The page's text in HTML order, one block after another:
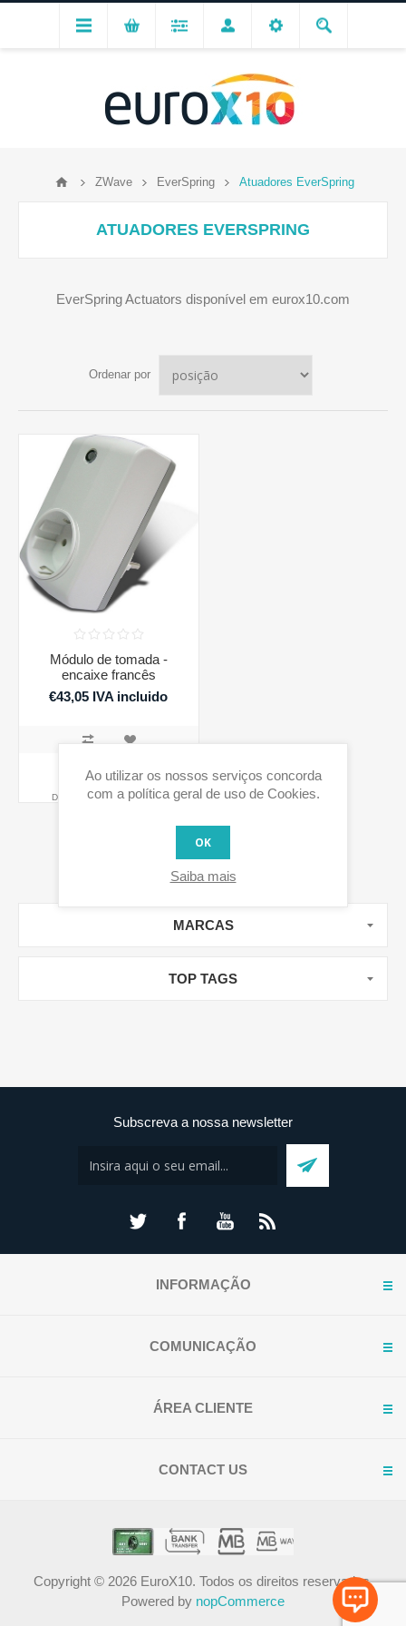
ZWave EverSpring Atuadores EverSpring
ATUADORES EVERSPRING
EverSpring Actuators disponível em eurox10.com
Ordenar por
Módulo de tomada -
encaixe francês
€43,05 IVA incluido
COMPRAR
Disponibilidade: 2 em stock
MARCAS
TOP TAGS
Subscreva a nossa newsletter
INFORMAÇÃO
COMUNICAÇÃO
ÁREA CLIENTE
CONTACT US
Copyright © 2026 EuroX10. Todos os direitos reservados.
Powered by nopCommerce
Ao utilizar os nossos serviços concorda
com a política geral de uso de Cookies.
OK
Saiba mais